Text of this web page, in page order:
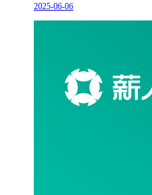
2025-06-06